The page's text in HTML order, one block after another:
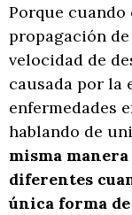
Porque cuando
propagación
velocidad de
causada por la
enfermedades
hablando de
misma
diferentes
única forma